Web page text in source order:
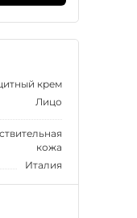
крем
Лицо
кожа
Италия